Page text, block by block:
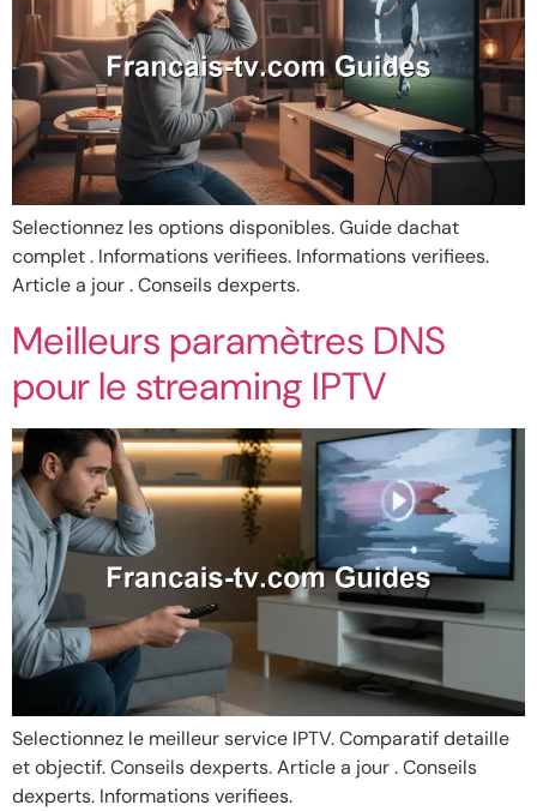
Selectionnez les options disponibles. Guide dachat
complet . Informations verifiees. Informations verifiees.
Article a jour . Conseils dexperts.
Meilleurs paramètres DNS
pour le streaming IPTV
Selectionnez le meilleur service IPTV. Comparatif detaille
et objectif. Conseils dexperts. Article a jour . Conseils
dexperts. Informations verifiees.